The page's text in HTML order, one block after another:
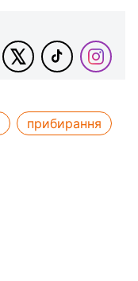
прибирання